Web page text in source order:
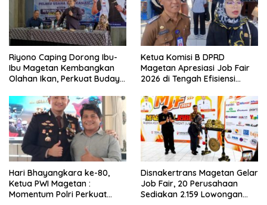
Riyono Caping Dorong Ibu-
Ibu Magetan Kembangkan
Olahan Ikan, Perkuat Budaya
Ketua Komisi B DPRD
Magetan Apresiasi Job Fair
2026 di Tengah Efisiensi
Hari Bhayangkara ke-80,
Ketua PWI Magetan :
Momentum Polri Perkuat
Disnakertrans Magetan Gelar
Job Fair, 20 Perusahaan
Sediakan 2.159 Lowongan